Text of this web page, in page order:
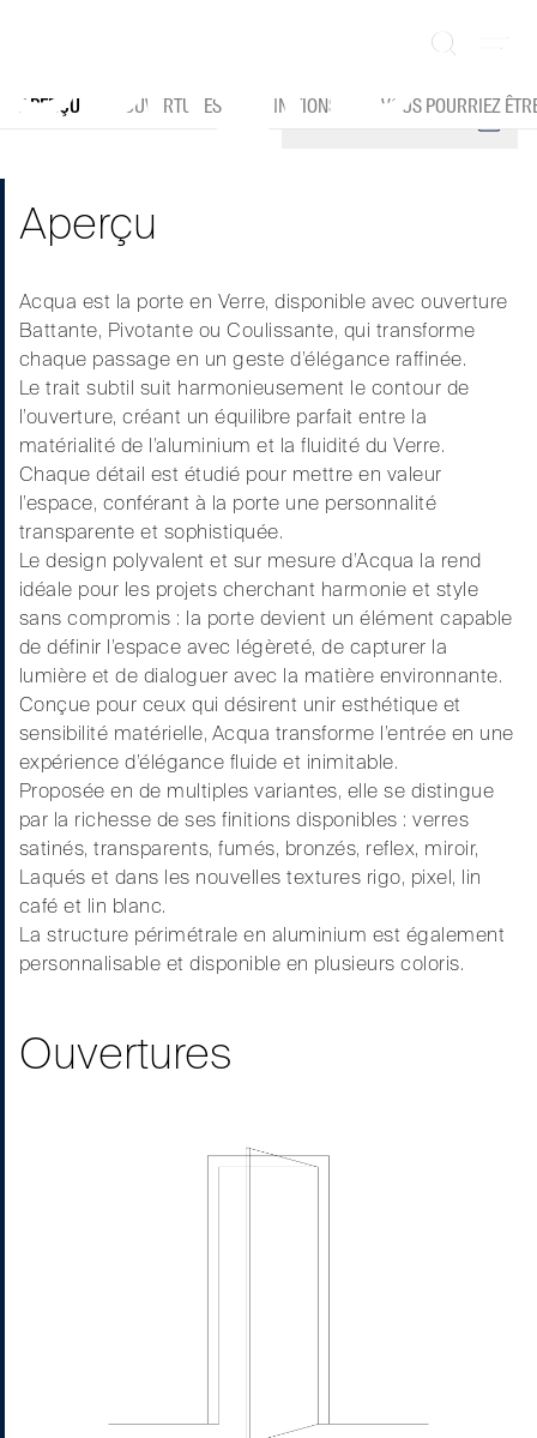
Légèreté et harmonie : la porte qui définit
APERÇU OUVERTURES FINITIONS VOUS POURRIEZ
Aperçu
Acqua est la porte en Verre, disponible avec ouverture
Battante, Pivotante ou Coulissante, qui transforme
chaque passage en un geste d’élégance raffinée.
Le trait subtil suit harmonieusement le contour de
l’ouverture, créant un équilibre parfait entre la
matérialité de l’aluminium et la fluidité du Verre.
Chaque détail est étudié pour mettre en valeur
l’espace, conférant à la porte une personnalité
transparente et sophistiquée.
Le design polyvalent et sur mesure d’Acqua la rend
idéale pour les projets cherchant harmonie et style
sans compromis : la porte devient un élément capable
de définir l’espace avec légèreté, de capturer la
lumière et de dialoguer avec la matière environnante.
Conçue pour ceux qui désirent unir esthétique et
sensibilité matérielle, Acqua transforme l’entrée en une
expérience d’élégance fluide et inimitable.
Proposée en de multiples variantes, elle se distingue
par la richesse de ses finitions disponibles : verres
satinés, transparents, fumés, bronzés, reflex, miroir,
Laqués et dans les nouvelles textures rigo, pixel, lin
café et lin blanc.
La structure périmétrale en aluminium est également
personnalisable et disponible en plusieurs coloris.
Ouvertures